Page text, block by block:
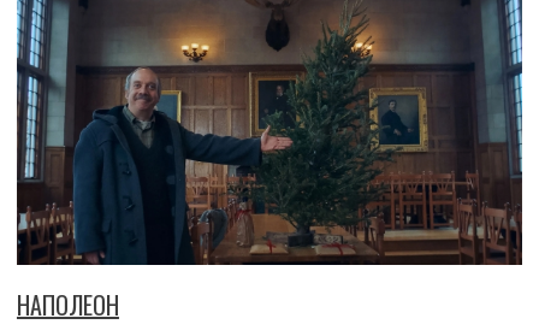
НАПОЛЕОН